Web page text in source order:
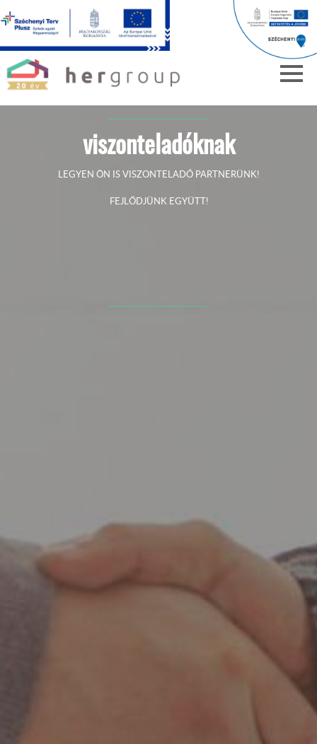
viszonteladóknak
LEGYEN ÖN IS VISZONTELADÓ PARTNERÜNK!
FEJLŐDJÜNK EGYÜTT!